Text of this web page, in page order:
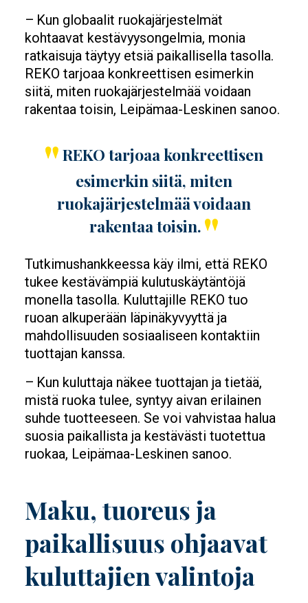
– Kun globaalit ruokajärjestelmät
kohtaavat kestävyysongelmia, monia
ratkaisuja täytyy etsiä paikallisella tasolla.
REKO tarjoaa konkreettisen esimerkin
siitä, miten ruokajärjestelmää voidaan
rakentaa toisin, Leipämaa-Leskinen sanoo.
REKO tarjoaa konkreettisen
esimerkin siitä, miten
ruokajärjestelmää voidaan
rakentaa toisin.
Tutkimushankkeessa käy ilmi, että REKO
tukee kestävämpiä kulutuskäytäntöjä
monella tasolla. Kuluttajille REKO tuo
ruoan alkuperään läpinäkyvyyttä ja
mahdollisuuden sosiaaliseen kontaktiin
tuottajan kanssa.
– Kun kuluttaja näkee tuottajan ja tietää,
mistä ruoka tulee, syntyy aivan erilainen
suhde tuotteeseen. Se voi vahvistaa halua
suosia paikallista ja kestävästi tuotettua
ruokaa, Leipämaa-Leskinen sanoo.
Maku, tuoreus ja
paikallisuus ohjaavat
kuluttajien valintoja